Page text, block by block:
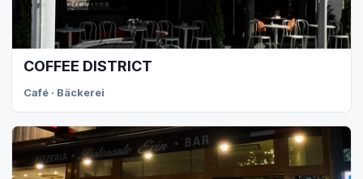
COFFEE DISTRICT
Café · Bäckerei